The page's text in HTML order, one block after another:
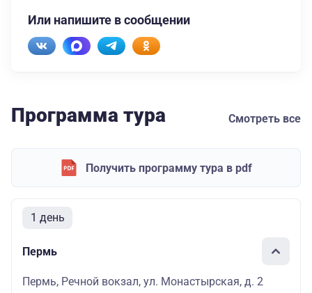
Или напишите в сообщении
Программа тура Смотреть все
Получить программу тура в pdf
1 день
Пермь
Пермь, Речной вокзал, ул. Монастырская, д. 2